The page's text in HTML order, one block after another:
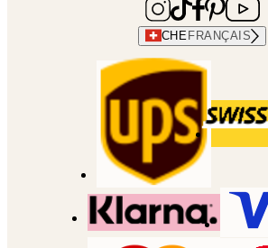
CHE FRANÇAIS